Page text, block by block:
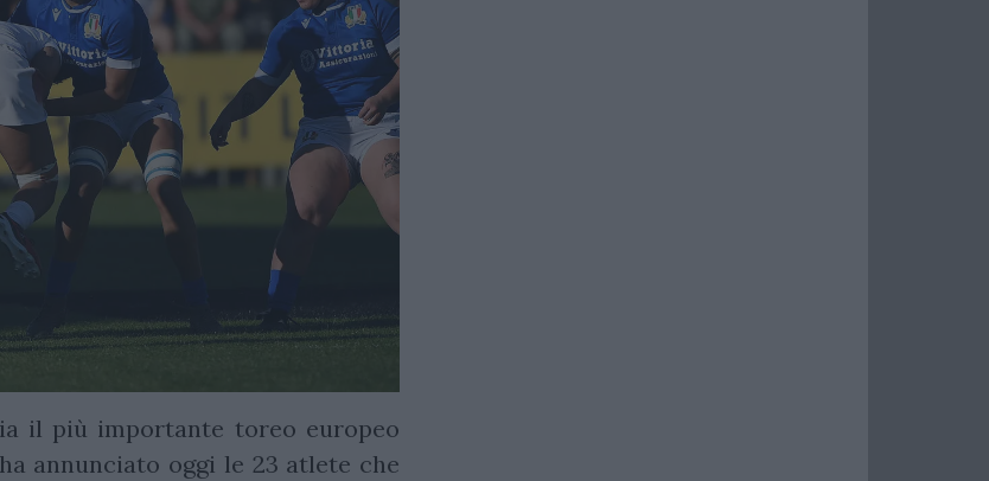
il più importante toreo europeo
ha annunciato oggi le 23 atlete che